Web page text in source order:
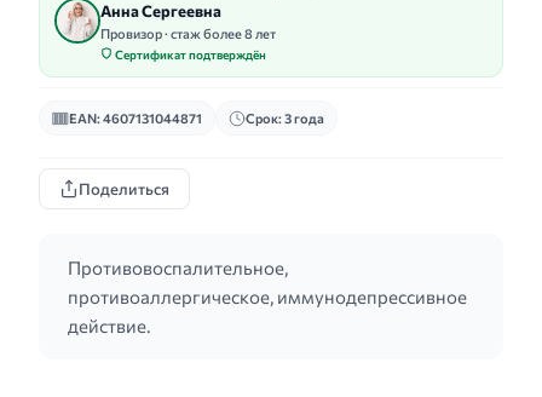
Анна Сергеевна
Провизор · стаж более 8 лет
Сертификат подтверждён
EAN: 4607131044871 Срок: 3 года
Поделиться
Противовоспалительное,
противоаллергическое, иммунодепрессивное
действие.